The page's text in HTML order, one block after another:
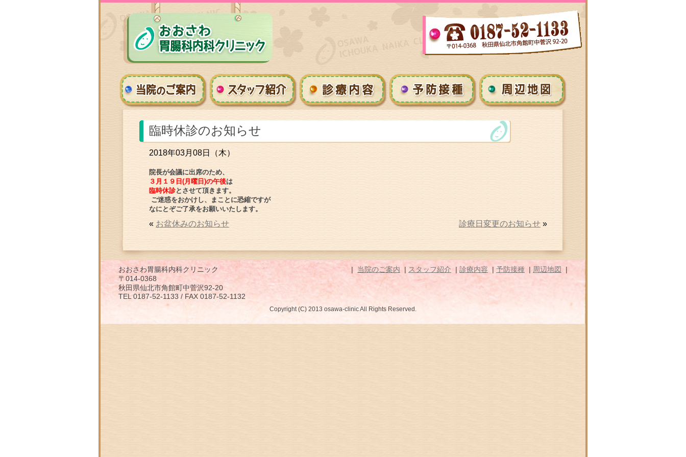
臨時休診のお知らせ
2018年03月08日（木）
院長が会議に出席のため、
３月１９日(月曜日)の午後は
臨時休診とさせて頂きます。
ご迷惑をおかけし、
まことに恐縮ですが
なにとぞご了承をお願いいたします。
診療日変更のお知らせ »
« お盆休みのお知らせ
当院のご案内 スタッフ紹介 診療内容 | 予防接種 周辺地図
おおさわ胃腸科内科クリニック
〒014-0368
秋田県仙北市角館町中菅沢92-20
TEL 0187-52-1133 / FAX 0187-52-1132
Copyright (C) 2013 osawa-clinic All Rights Reserved.